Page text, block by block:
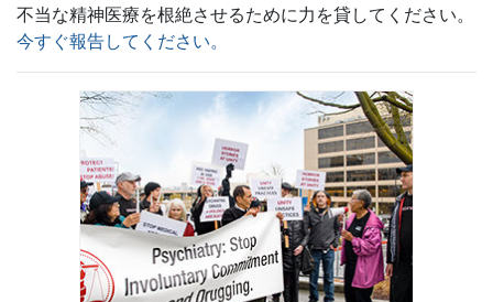
不当な精神医療を根絶させるために力を貸してください。
今すぐ報告してください。